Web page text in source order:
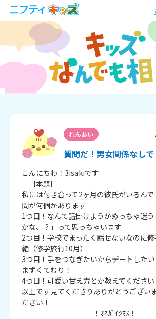
れんあい
質問だ！男女関係なしで
こんにちわ！3isakiです
｛本題｝
私には付き合って2ヶ月の彼氏がいるん
問が何個かあります
1つ目！なんて話掛けようかめっちゃ迷
かな、？」って思っちゃいます
2つ目！学校でまったく話せないなのに
緒（修学旅行10月）
3つ目！手をつなぎたいからデートした
まずくてむり！
4つ目！可愛い甘え方とか教えてください
以上です見てくださりありがとうござい
ださい！
！ｵﾈｶﾞｲｼﾏｽ！